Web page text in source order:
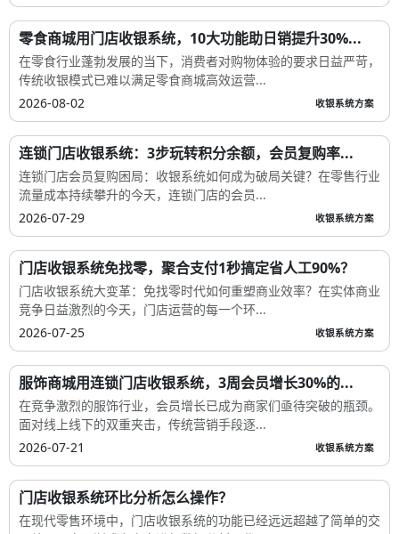
为什么你的连锁门店收银系统总在流失客户？
在连锁门店运营过程中，收银系统的效率和功能直接影响着顾客的
购物体验与品牌忠诚度。随着市场竞争日益...
2026-08-07
零食商城用门店收银系统，10大功能助日销提升30%...
在零食行业蓬勃发展的当下，消费者对购物体验的要求日益严苛，
传统收银模式已难以满足零食商城高效运营...
2026-08-02
连锁门店收银系统：3步玩转积分余额，会员复购率...
连锁门店会员复购困局：收银系统如何成为破局关键？在零售行业
流量成本持续攀升的今天，连锁门店的会员...
2026-07-29
门店收银系统免找零，聚合支付1秒搞定省人工90%？
门店收银系统大变革：免找零时代如何重塑商业效率？在实体商业
竞争日益激烈的今天，门店运营的每一个环...
2026-07-25
服饰商城用连锁门店收银系统，3周会员增长30%的...
在竞争激烈的服饰行业，会员增长已成为商家们亟待突破的瓶颈。
面对线上线下的双重夹击，传统营销手段逐...